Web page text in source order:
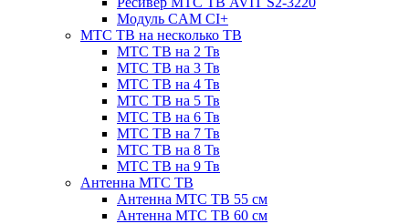
Модуль CAM CI+
МТС ТВ на несколько ТВ
МТС ТВ на 2 Тв
МТС ТВ на 3 Тв
МТС ТВ на 4 Тв
МТС ТВ на 5 Тв
МТС ТВ на 6 Тв
МТС ТВ на 7 Тв
МТС ТВ на 8 Тв
МТС ТВ на 9 Тв
Антенна МТС ТВ
Антенна МТС ТВ 55 см
Антенна МТС ТВ 60 см